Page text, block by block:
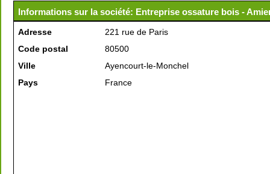
Informations sur la société: Entreprise ossature bois -
Adresse
221 rue de Paris
Code postal
80500
Ville
Ayencourt-le-Monchel
Pays
France